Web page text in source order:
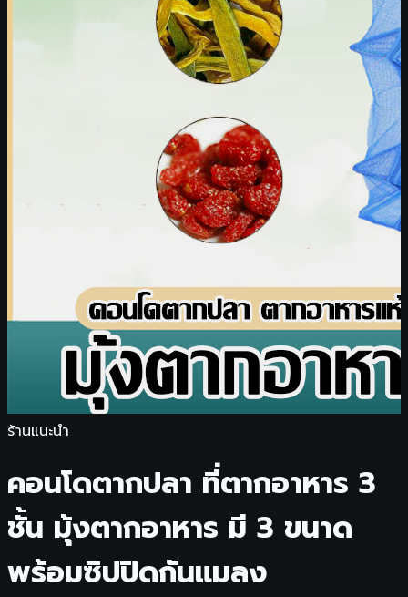
ร้านแนะนำ
คอนโดตากปลา ที่ตากอาหาร 3
ชั้น มุ้งตากอาหาร มี 3 ขนาด
พร้อมซิปปิดกันแมลง